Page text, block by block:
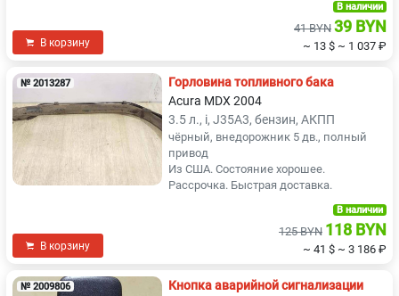
В корзину
В наличии
41 BYN 39 BYN
~ 13 $ ~ 1 037 ₽
№ 2013287
Горловина топливного бака
Acura MDX 2004
3.5 л., i, J35A3, бензин, АКПП
чёрный, внедорожник 5 дв., полный
привод
Из США. Состояние хорошее.
Рассрочка. Быстрая доставка.
В корзину
В наличии
125 BYN 118 BYN
~ 41 $ ~ 3 186 ₽
№ 2009806
Кнопка аварийной сигнализации